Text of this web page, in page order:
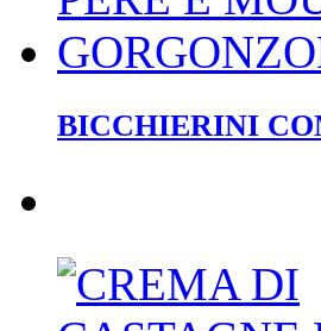
BICCHIERINI